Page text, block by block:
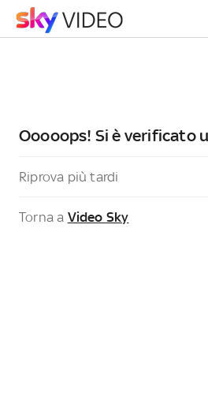
Ooooops! Si è verificato
Riprova più tardi
Torna a Video Sky